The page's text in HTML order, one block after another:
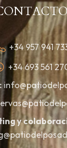
+34 957 941
+34 693 561
y